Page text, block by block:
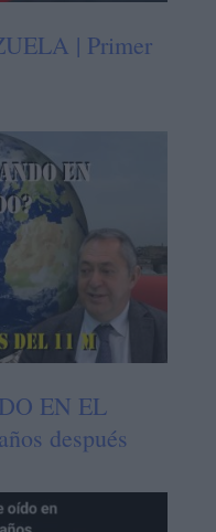
| Primer
EN EL
después